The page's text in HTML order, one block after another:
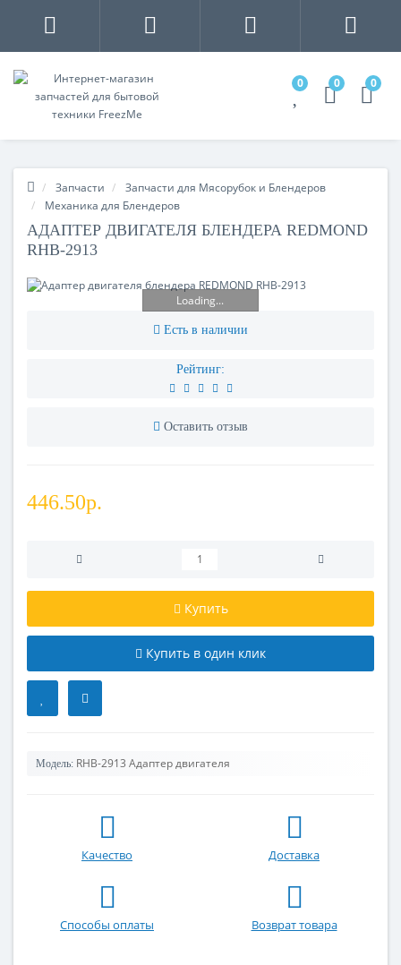
0 0 0
Запчасти
Запчасти для Мясорубок и Блендеров
Механика для Блендеров
АДАПТЕР ДВИГАТЕЛЯ БЛЕНДЕРА REDMOND
RHB-2913
Loading...
Есть в наличии
Рейтинг:
Оставить отзыв
446.50р.
Купить
Купить в один клик
Модель: RHB-2913 Адаптер двигателя
Качество Доставка
Способы оплаты Возврат товара